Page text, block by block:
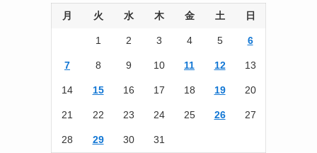
月 火 水 木 金 土 日
1 2 3 4 5 6
7 8 9 10 11 12 13
14 15 16 17 18 19 20
21 22 23 24 25 26 27
28 29 30 31